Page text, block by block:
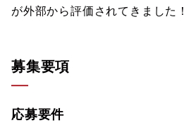
が外部から評価されてきました！
募集要項
応募要件